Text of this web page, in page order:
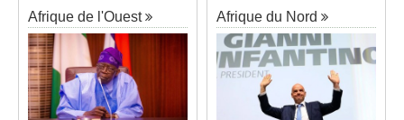
Congo-Kinshasa:Transfert de 15
personnes vers l'AFC/M23
Centrafrique:
Un réseau mondial
de professionnels de la santé
connectés par la télémédecine
Congo-Kinshasa:Ebola au pays -
Africa CDC mise sur les
communautés
Kenya:Des associations de
femmes marchent pour dénoncer
les disparitions forcées
Afrique:La CEA renforce les
capacités des parlementaires de
l'Afrique de l'Est
Congo-Kinshasa:Après l'accord
avec une branche des FDLR, les
zones d'ombre persistent
Afrique de l'Ouest Afrique du Nord